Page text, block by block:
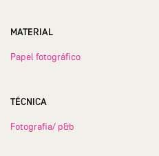
MATERIAL
Papel fotográfico
TÉCNICA
Fotografia/ p&b